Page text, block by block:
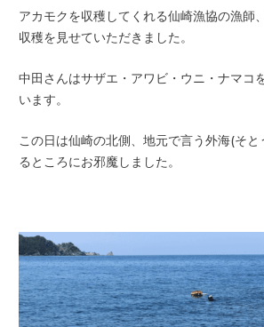
アカモクを収穫してくれる仙崎漁協の漁師
収穫を見せていただきました。
中田さんはサザエ・アワビ・ウニ・ナマコ
います。
この日は仙崎の北側、地元で言う外海(そ
るところにお邪魔しました。